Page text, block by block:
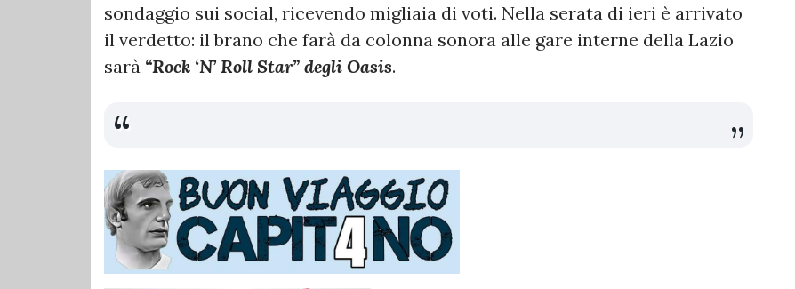
sondaggio sui social, ricevendo migliaia di voti. Nella serata di ieri è arrivato
il verdetto: il brano che farà da colonna sonora alle gare interne della Lazio
sarà “Rock ‘N’ Roll Star” degli Oasis.